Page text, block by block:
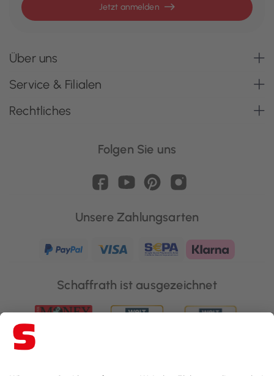
Jetzt anmelden
Über uns
Service & Filialen
Rechtliches
Folgen Sie uns
Unsere Zahlungsarten
Schaffrath ist ausgezeichnet